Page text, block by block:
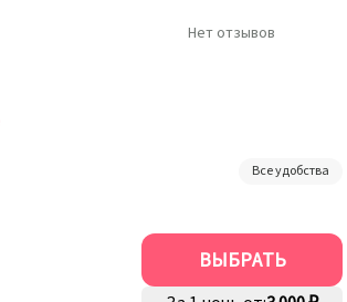
Нет отзывов
Все удобства
ВЫБРАТЬ